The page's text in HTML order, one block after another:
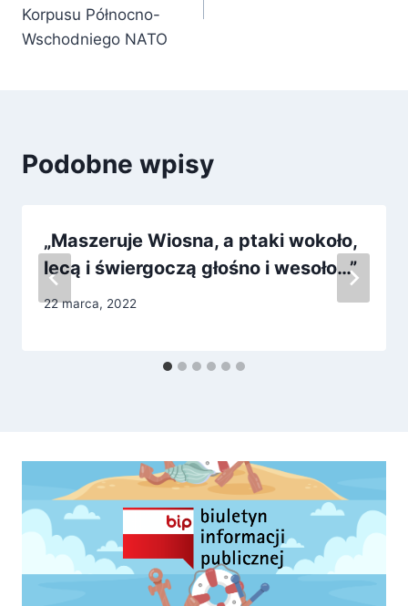
Korpusu Północno-
Wschodniego NATO
Podobne wpisy
„Maszeruje Wiosna, a ptaki wokoło,
lecą i świergoczą głośno i wesoło…”
22 marca, 2022